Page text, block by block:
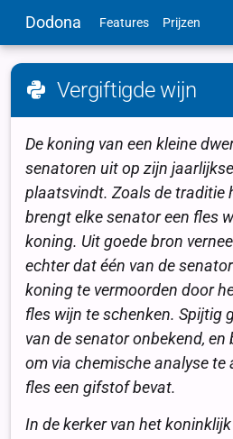
Dodona Features Prijzen
Vergiftigde wijn